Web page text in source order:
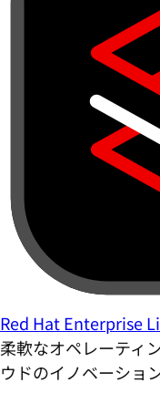
Red Hat Enterprise
柔軟なオペレーティ
ウドのイノベーショ